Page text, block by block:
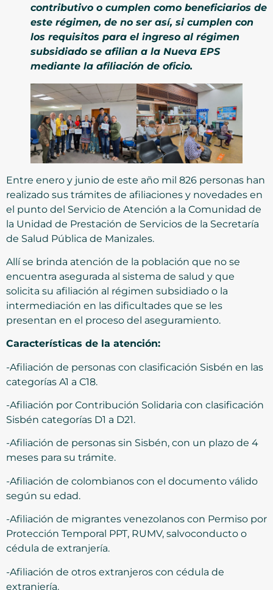
contributivo o cumplen como beneficiarios de
este régimen, de no ser así, si cumplen con
los requisitos para el ingreso al régimen
subsidiado se afilian a la Nueva EPS
mediante la afiliación de oficio.
Entre enero y junio de este año mil 826 personas han
realizado sus trámites de afiliaciones y novedades en
el punto del Servicio de Atención a la Comunidad de
la Unidad de Prestación de Servicios de la Secretaría
de Salud Pública de Manizales.
Allí se brinda atención de la población que no se
encuentra asegurada al sistema de salud y que
solicita su afiliación al régimen subsidiado o la
intermediación en las dificultades que se les
presentan en el proceso del aseguramiento.
Características de la atención:
-Afiliación de personas con clasificación Sisbén en las
categorías A1 a C18.
-Afiliación por Contribución Solidaria con clasificación
Sisbén categorías D1 a D21.
-Afiliación de personas sin Sisbén, con un plazo de 4
meses para su trámite.
-Afiliación de colombianos con el documento válido
según su edad.
-Afiliación de migrantes venezolanos con Permiso por
Protección Temporal PPT, RUMV, salvoconducto o
cédula de extranjería.
-Afiliación de otros extranjeros con cédula de
extranjería.